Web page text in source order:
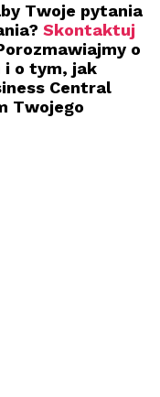
Twoje pytania
Skontaktuj
o
i o tym, jak
Central
Twojego